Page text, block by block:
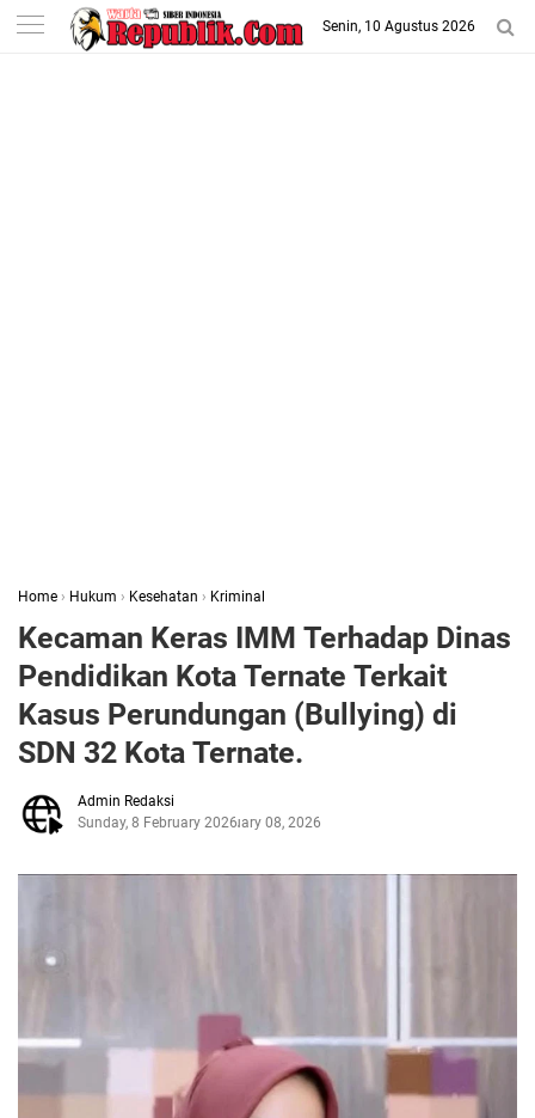
-->
Senin, 10 Agustus 2026
Home › Hukum › Kesehatan › Kriminal
Kecaman Keras IMM Terhadap Dinas
Pendidikan Kota Ternate Terkait
Kasus Perundungan (Bullying) di
SDN 32 Kota Ternate.
Admin Redaksi
Sunday, 8 February 2026February 08, 2026